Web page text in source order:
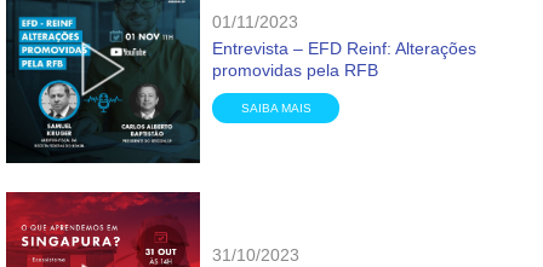
01/11/2023
Entrevista – EFD Reinf: Alterações
promovidas pela RFB
SAIBA MAIS
31/10/2023